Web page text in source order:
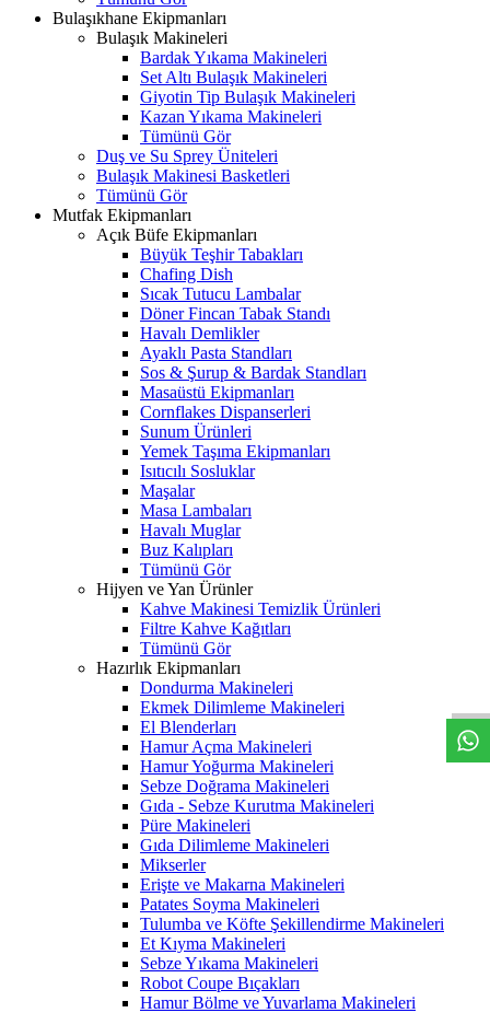
Bulaşıkhane Ekipmanları
Bulaşık Makineleri
Bardak Yıkama Makineleri
Set Altı Bulaşık Makineleri
Giyotin Tip Bulaşık Makineleri
Kazan Yıkama Makineleri
Tümünü Gör
Duş ve Su Sprey Üniteleri
Bulaşık Makinesi Basketleri
Tümünü Gör
Mutfak Ekipmanları
Açık Büfe Ekipmanları
Büyük Teşhir Tabakları
Chafing Dish
Sıcak Tutucu Lambalar
Döner Fincan Tabak Standı
Havalı Demlikler
Ayaklı Pasta Standları
Sos & Şurup & Bardak Standları
Masaüstü Ekipmanları
Cornflakes Dispanserleri
Sunum Ürünleri
Yemek Taşıma Ekipmanları
Isıtıcılı Sosluklar
Maşalar
Masa Lambaları
Havalı Muglar
Buz Kalıpları
Tümünü Gör
Hijyen ve Yan Ürünler
Kahve Makinesi Temizlik Ürünleri
Filtre Kahve Kağıtları
Tümünü Gör
Hazırlık Ekipmanları
Dondurma Makineleri
Ekmek Dilimleme Makineleri
El Blenderları
Hamur Açma Makineleri
Hamur Yoğurma Makineleri
Sebze Doğrama Makineleri
Gıda - Sebze Kurutma Makineleri
Püre Makineleri
Gıda Dilimleme Makineleri
Mikserler
Erişte ve Makarna Makineleri
Patates Soyma Makineleri
Tulumba ve Köfte Şekillendirme Makineleri
Et Kıyma Makineleri
Sebze Yıkama Makineleri
Robot Coupe Bıçakları
Hamur Bölme ve Yuvarlama Makineleri